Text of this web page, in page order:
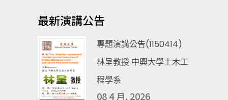
最新演講公告
專題演講公告(1150414)
林呈教授 中興大學土木工
程學系
08 4 月, 2026